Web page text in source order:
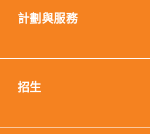
計劃與服務
招生